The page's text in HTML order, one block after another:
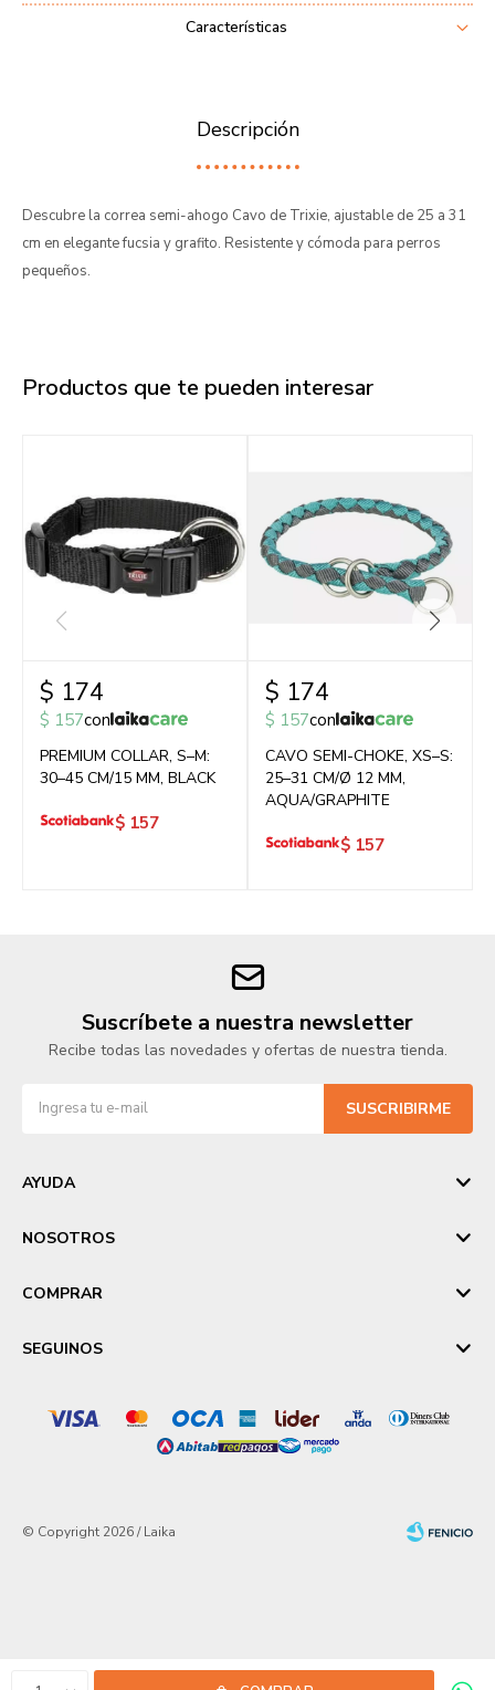
Características
Descripción
Descubre la correa semi-ahogo Cavo de Trixie, ajustable de 25 a 31
cm en elegante fucsia y grafito. Resistente y cómoda para perros
pequeños.
Productos que te pueden interesar
$ 174
$ 157con
PREMIUM COLLAR, S–M:
30–45 CM/15 MM, BLACK
$ 157
$ 174
$ 157con
CAVO SEMI-CHOKE, XS–S:
25–31 CM/Ø 12 MM,
AQUA/GRAPHITE
$ 157
Suscríbete a nuestra newsletter
Recibe todas las novedades y ofertas de nuestra tienda.
SUSCRIBIRME
AYUDA
NOSOTROS
COMPRAR
SEGUINOS
© Copyright 2026 / Laika